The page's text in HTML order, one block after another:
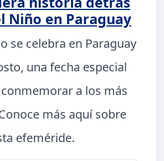
Niño en Paraguay
se celebra en Paraguay
una fecha especial
a los más
más aquí sobre
efeméride.